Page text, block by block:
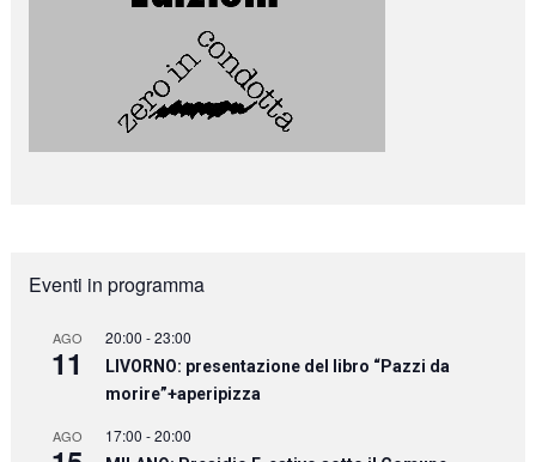
Eventi in programma
AGO
11
20:00 -23:00
LIVORNO: presentazione del libro “Pazzi da
morire”+aperipizza
AGO 17:00 -20:00